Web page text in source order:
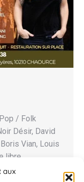
aux
/ Folk
Désir, David
Vian, Louis
libre
fortement